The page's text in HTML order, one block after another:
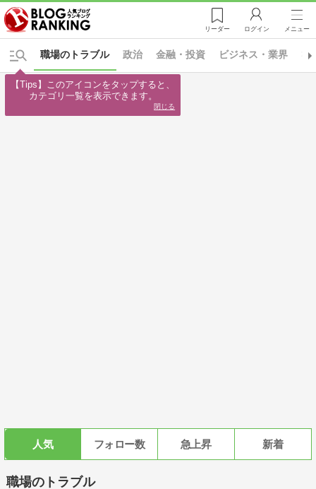
リーダー ログイン メニュー
政治 金融・投資 ビジネス・業界
職場のトラブル
人気 フォロー数 急上昇 新着
職場のトラブル
【Tips】このアイコンをタップすると、
カテゴリ一覧を表示できます。
閉じる